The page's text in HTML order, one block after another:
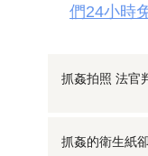
們24小時
抓姦拍照 法官
抓姦的衛生紙